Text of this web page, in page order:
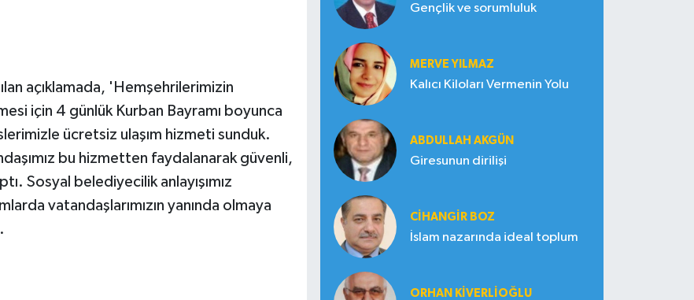
açıklamada, 'Hemşehrilerimizin
için 4 günlük Kurban Bayramı boyunca
ücretsiz ulaşım hizmeti sunduk.
bu hizmetten faydalanarak güvenli,
Sosyal belediyecilik anlayışımız
vatandaşlarımızın yanında olmaya
Gençlik ve sorumluluk
MERVE YILMAZ
Kalıcı Kiloları Vermenin Yolu
ABDULLAH AKGÜN
Giresunun dirilişi
CIHANGIR BOZ
İslam nazarında ideal toplum
ORHAN KIVERLIOĞLU